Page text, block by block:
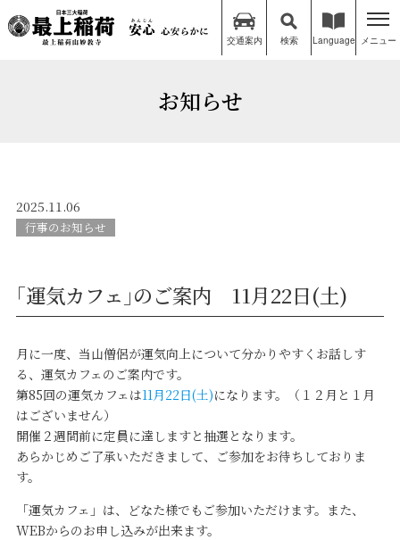
交通案内 検索 Language メニュー
お知らせ
2025.11.06
行事のお知らせ
｢運気カフェ｣のご案内 11月22日(土)
月に一度、当山僧侶が運気向上について分かりやすくお話しす
る、運気カフェのご案内です。
第85回の運気カフェは11月22日(土)になります。（１２月と１月
はございません）
開催２週間前に定員に達しますと抽選となります。
あらかじめご了承いただきまして、ご参加をお待ちしておりま
す。
「運気カフェ」は、どなた様でもご参加いただけます。また、
WEBからのお申し込みが出来ます。